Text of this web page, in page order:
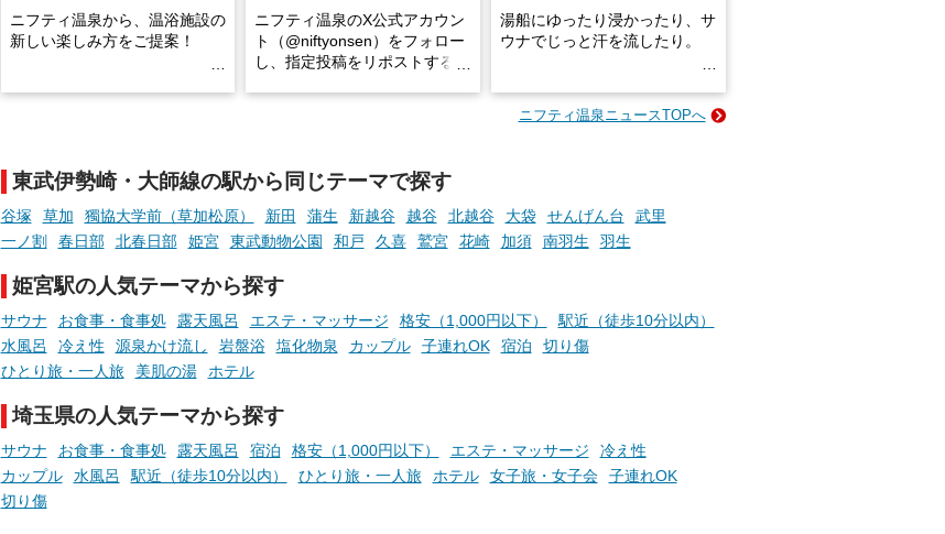
ニフティ温泉から、温浴施設の
新しい楽しみ方をご提案！
手相やタロットなど気軽に楽し
める占いで、“ととのう”おふろ
時間を、もっと特別に。
ニフティ温泉のX公式アカウン
ト（@niftyonsen）をフォロー
し、指定投稿をリポストする
湯船にゆったり浸かったり、サ
ウナでじっと汗を流したり。
そんな「一人でぼんやり過ごす
でくることはありませんか？
らこそ向き合える、大切な自分
の本音。
ニフティ温泉ニュースTOPへ
東武伊勢崎・大師線の駅から同じテーマで探す
谷塚 草加 獨協大学前（草加松原） 新田 蒲生 新越谷 越谷 北越谷 大袋 せんげん台
武里
一ノ割
春日部 北春日部 姫宮 東武動物公園 和戸 久喜 鷲宮 花崎 加須 南羽生 羽生
姫宮駅の人気テーマから探す
サウナ お食事・食事処 露天風呂 エステ・マッサージ 格安（1,000円以下）
駅近（徒歩10分以内）
水風呂
冷え性 源泉かけ流し 岩盤浴 塩化物泉 カップル 子連れOK 宿泊
切り傷
ひとり旅・一人旅
美肌の湯 ホテル
埼玉県の人気テーマから探す
サウナ お食事・食事処 露天風呂 宿泊 格安（1,000円以下） エステ・マッサージ
冷え性
カップル
水風呂 駅近（徒歩10分以内） ひとり旅・一人旅 ホテル 女子旅・女子会
子連れOK
切り傷